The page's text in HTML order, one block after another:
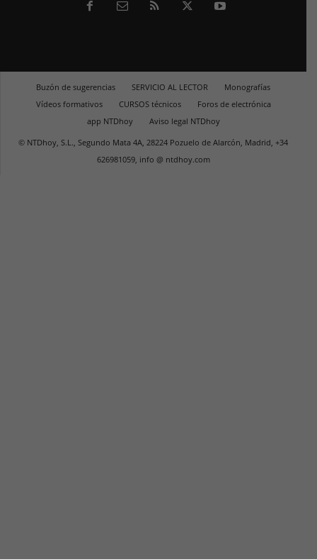
Buzón de sugerencias SERVICIO AL LECTOR
Monografías
Vídeos formativos
CURSOS técnicos
Foros de electrónica
app NTDhoy
Aviso legal NTDhoy
© NTDhoy, S.L., Segundo Mata 4A, 28224 Pozuelo de Alarcón, Madrid, +34
626981059, info @ ntdhoy.com